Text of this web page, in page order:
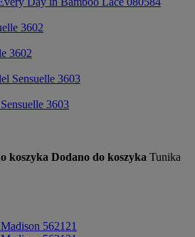
3602
3603
koszyka Dodano do koszyka Tunika